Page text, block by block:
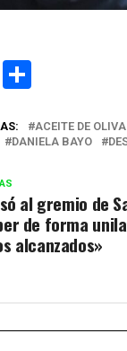
Email
ACEITE DE
DANIELA BAYO
al gremio de
de forma
alcanzados»